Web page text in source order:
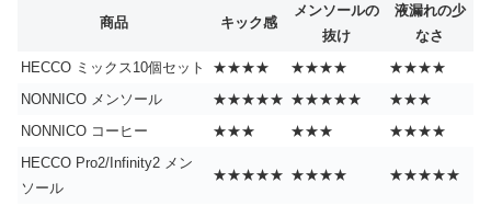
商品 キック感
メンソールの
抜け
液漏れの少
なさ
HECCO ミックス10個セット
★★★★ ★★★★
★★★★
NONNICO メンソール
★★★★★ ★★★★★
★★★
NONNICO コーヒー
★★★ ★★★
★★★★
HECCO Pro2/Infinity2 メン
ソール
★★★★★ ★★★★ ★★★★★